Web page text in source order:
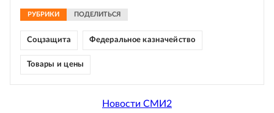
РУБРИКИ ПОДЕЛИТЬСЯ
Соцзащита Федеральное казначейство
Товары и цены
Новости СМИ2